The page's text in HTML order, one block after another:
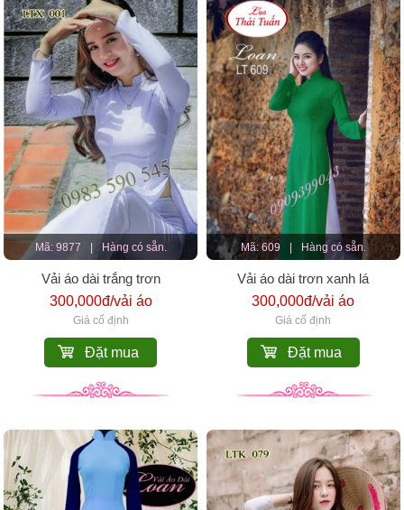
Mã: 9877 Hàng có sẵn.
Vải áo dài trắng trơn
300,000đ/vải áo
Giá cố định
Đặt mua
Mã: 609 Hàng có sẵn.
Vải áo dài trơn xanh lá
300,000đ/vải áo
Giá cố định
Đặt mua